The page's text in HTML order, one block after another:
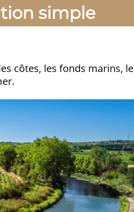
simple
côtes, les fonds marins,